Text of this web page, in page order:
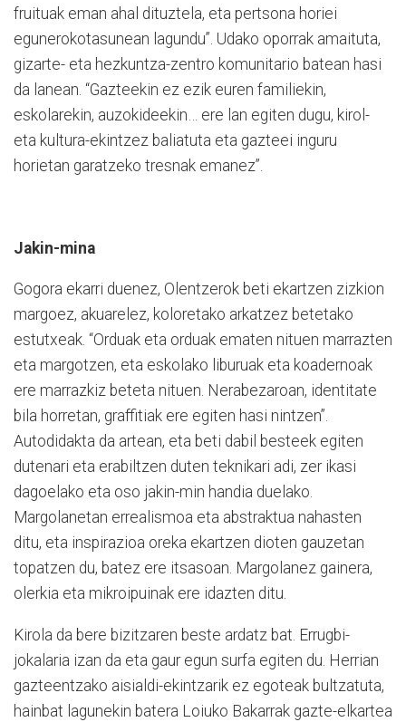
fruituak eman ahal dituztela, eta pertsona horiei
egunerokotasunean lagundu”. Udako oporrak amaituta,
gizarte- eta hezkuntza-zentro komunitario batean hasi
da lanean. “Gazteekin ez ezik euren familiekin,
eskolarekin, auzokideekin… ere lan egiten dugu, kirol-
eta kultura-ekintzez baliatuta eta gazteei inguru
horietan garatzeko tresnak emanez”.
Jakin-mina
Gogora ekarri duenez, Olentzerok beti ekartzen zizkion
margoez, akuarelez, koloretako arkatzez betetako
estutxeak. “Orduak eta orduak ematen nituen marrazten
eta margotzen, eta eskolako liburuak eta koadernoak
ere marrazkiz beteta nituen. Nerabezaroan, identitate
bila horretan, graffitiak ere egiten hasi nintzen”.
Autodidakta da artean, eta beti dabil besteek egiten
dutenari eta erabiltzen duten teknikari adi, zer ikasi
dagoelako eta oso jakin-min handia duelako.
Margolanetan errealismoa eta abstraktua nahasten
ditu, eta inspirazioa oreka ekartzen dioten gauzetan
topatzen du, batez ere itsasoan. Margolanez gainera,
olerkia eta mikroipuinak ere idazten ditu.
Kirola da bere bizitzaren beste ardatz bat. Errugbi-
jokalaria izan da eta gaur egun surfa egiten du. Herrian
gazteentzako aisialdi-ekintzarik ez egoteak bultzatuta,
hainbat lagunekin batera Loiuko Bakarrak gazte-elkartea